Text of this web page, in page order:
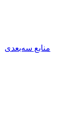
منابع سه‌بعدی